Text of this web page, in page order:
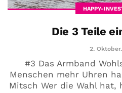
HAPPY-
Die 3 Teile
2.
#3 Das Armband
Menschen mehr Uhren
Mitsch Wer die Wahl hat,